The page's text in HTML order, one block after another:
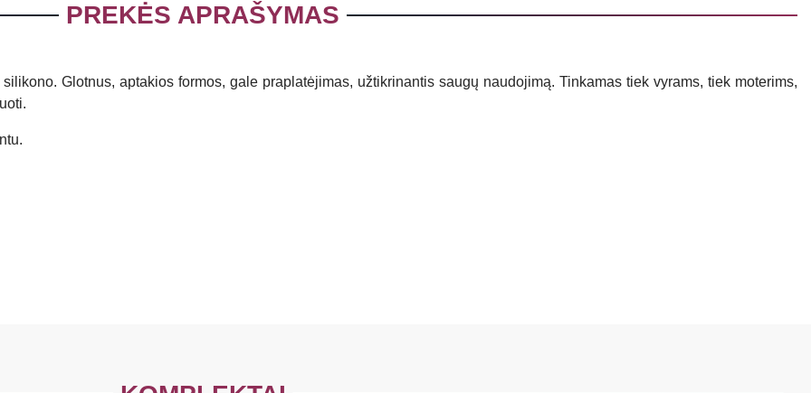
PREKĖS APRAŠYMAS
Glotnus, aptakios formos, gale praplatėjimas, užtikrinantis saugų naudojimą. Tinkamas tiek vyrams, tiek moterims,